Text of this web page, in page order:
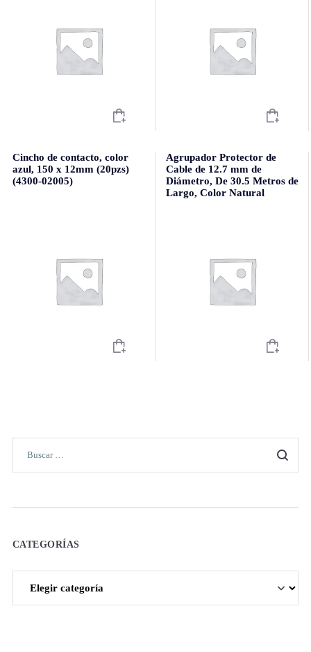
Cincho de contacto, color
azul, 150 x 12mm (20pzs)
(4300-02005)
Agrupador Protector de
Cable de 12.7 mm de
Diámetro, De 30.5 Metros de
Largo, Color Natural
CATEGORÍAS